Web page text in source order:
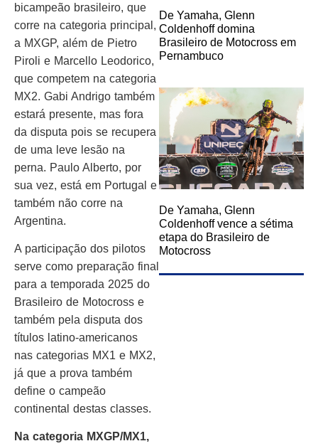
bicampeão brasileiro, que
corre na categoria principal,
a MXGP, além de Pietro
Piroli e Marcello Leodorico,
que competem na categoria
MX2. Gabi Andrigo também
estará presente, mas fora
da disputa pois se recupera
de uma leve lesão na
perna. Paulo Alberto, por
sua vez, está em Portugal e
também não corre na
Argentina.
A participação dos pilotos
serve como preparação final
para a temporada 2025 do
Brasileiro de Motocross e
também pela disputa dos
títulos latino-americanos
nas categorias MX1 e MX2,
já que a prova também
define o campeão
continental destas classes.
Na categoria MXGP/MX1,
De Yamaha, Glenn
Coldenhoff domina
Brasileiro de Motocross em
Pernambuco
De Yamaha, Glenn
Coldenhoff vence a sétima
etapa do Brasileiro de
Motocross